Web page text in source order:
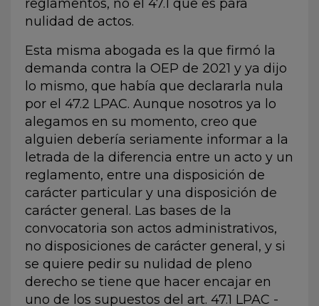
reglamentos, no el 47.1 que es para
nulidad de actos.
Esta misma abogada es la que firmó la
demanda contra la OEP de 2021 y ya dijo
lo mismo, que había que declararla nula
por el 47.2 LPAC. Aunque nosotros ya lo
alegamos en su momento, creo que
alguien debería seriamente informar a la
letrada de la diferencia entre un acto y un
reglamento, entre una disposición de
carácter particular y una disposición de
carácter general. Las bases de la
convocatoria son actos administrativos,
no disposiciones de carácter general, y si
se quiere pedir su nulidad de pleno
derecho se tiene que hacer encajar en
uno de los supuestos del art. 47.1 LPAC -